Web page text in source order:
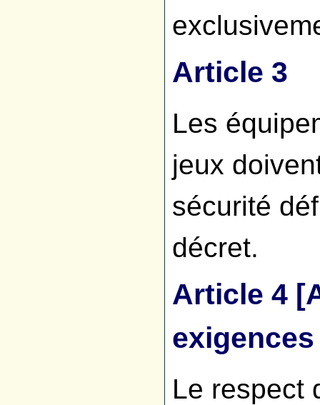
Article 3
Les
jeux
sécurité
décret.
Article 4
Le respect